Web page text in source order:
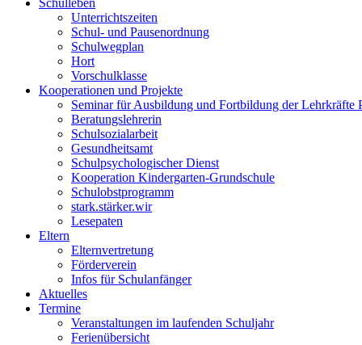
Schulleben
Unterrichtszeiten
Schul- und Pausenordnung
Schulwegplan
Hort
Vorschulklasse
Kooperationen und Projekte
Seminar für Ausbildung und Fortbildung der Lehrkräfte
Beratungslehrerin
Schulsozialarbeit
Gesundheitsamt
Schulpsychologischer Dienst
Kooperation Kindergarten-Grundschule
Schulobstprogramm
stark.stärker.wir
Lesepaten
Eltern
Elternvertretung
Förderverein
Infos für Schulanfänger
Aktuelles
Termine
Veranstaltungen im laufenden Schuljahr
Ferienübersicht